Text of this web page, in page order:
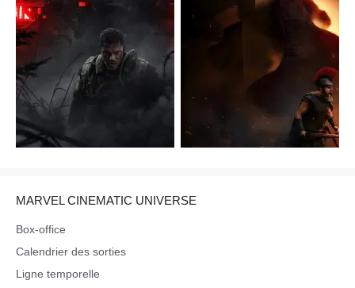
MARVEL CINEMATIC UNIVERSE
Box-office
Calendrier des sorties
Ligne temporelle